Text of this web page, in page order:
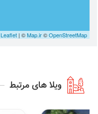
Leaflet | ©Map.ir©OpenStreetMap
ویلا های مرتبط